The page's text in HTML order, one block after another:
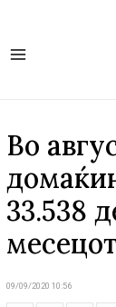
Во
33.538
месецот
09/09/2020 10:56